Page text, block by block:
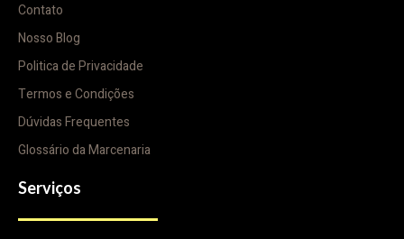
Contato
Nosso Blog
Politica de Privacidade
Termos e Condições
Dúvidas Frequentes
Glossário da Marcenaria
Serviços